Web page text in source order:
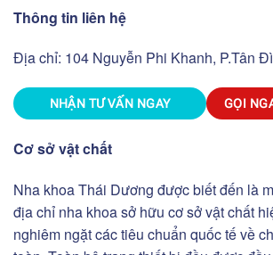
Thông tin liên hệ
Địa chỉ: 104 Nguyễn Phi Khanh, P.Tân
NHẬN TƯ VẤN NGAY GỌI
Cơ sở vật chất
Nha khoa Thái Dương được biết đến là
địa chỉ nha khoa sở hữu cơ sở vật chất
nghiêm ngặt các tiêu chuẩn quốc tế về